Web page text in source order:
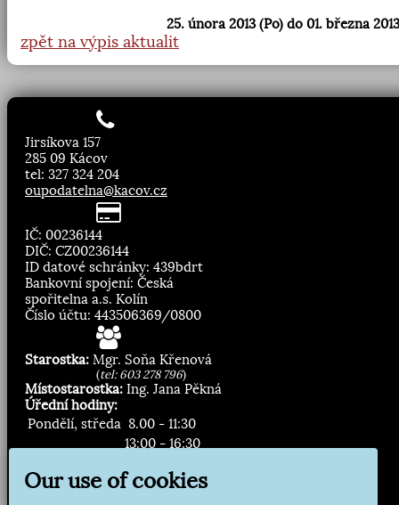
25. února 2013 (Po) do 01. března
zpět na výpis aktualit
Jirsíkova 157
285 09 Kácov
tel: 327 324 204
oupodatelna@kacov.cz
IČ: 00236144
DIČ: CZ00236144
ID datové schránky: 439bdrt
Bankovní spojení: Česká
spořitelna a.s. Kolín
Číslo účtu: 443506369/0800
Starostka: Mgr. Soňa Křenová
(tel: 603 278 796)
Místostarostka: Ing. Jana Pěkná
Úřední hodiny:
Pondělí, středa 8.00 - 11:30
13:00 - 16:30
Zasílání novinek:
Our use of cookies